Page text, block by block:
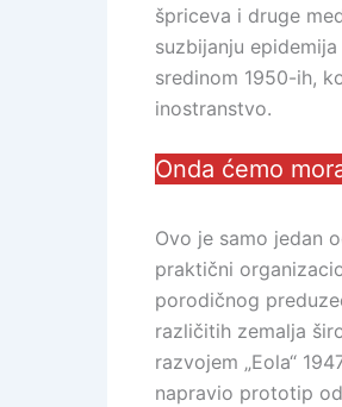
špriceva i druge
suzbijanju
sredinom 1950-ih,
inostranstvo.
Onda ćemo
Ovo je samo jedan
praktični
porodičnog
različitih zemalja
razvojem „Eola“
napravio prototip